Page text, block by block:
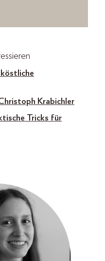
Krabichler
Tricks für